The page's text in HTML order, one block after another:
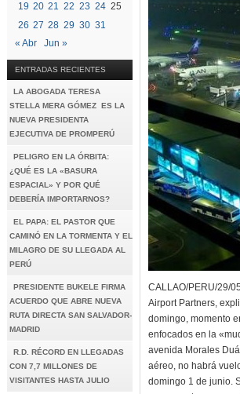
19 20 21 22 23 24 25
26 27 28 29 30 31
« Abr
Jun »
ENTRADAS RECIENTES
LA ABOGADA TERESA
STELLA MERA GÓMEZ ES LA
NUEVA PRESIDENTA
EJECUTIVA DE PROMPERÚ
PELIGRO EN LA ÓRBITA:
¿QUÉ ES LA «BASURA
ESPACIAL» Y POR QUÉ
DEBERÍA IMPORTARNOS?
EL PAPA: EL PASTOR QUE
CAMINÓ EN LA TORMENTA Y EL
MILAGRO DE SU LLEGADA AL
PERÚ
PRESIDENTE BUKELE FIRMA
ACUERDO QUE ABRE NUEVA
RUTA DIRECTA SAN SALVADOR-
MADRID
R.D. RÉCORD EN LLEGADAS
CON 7,7 MILLONES DE
VISITANTES HASTA JULIO
CALLAO/PERU/29/
Airport Partners,
domingo, momento
enfocados en la
avenida Morales
aéreo, no habrá
domingo 1 de junio.